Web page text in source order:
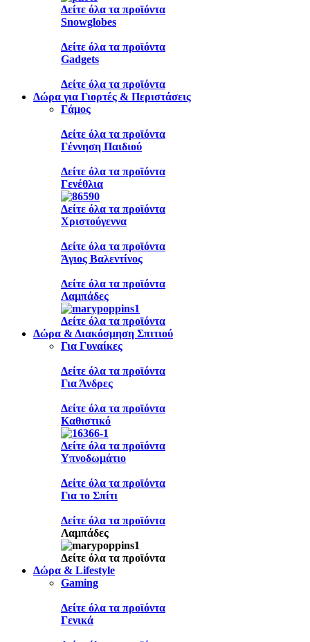
Δείτε όλα τα προϊόντα
Snowglobes
Δείτε όλα τα προϊόντα
Gadgets
Δείτε όλα τα προϊόντα
Δώρα για Γιορτές & Περιστάσεις
Γάμος
Δείτε όλα τα προϊόντα
Γέννηση Παιδιού
Δείτε όλα τα προϊόντα
Γενέθλια
Δείτε όλα τα προϊόντα
Χριστούγεννα
Δείτε όλα τα προϊόντα
Άγιος Βαλεντίνος
Δείτε όλα τα προϊόντα
Λαμπάδες
Δείτε όλα τα προϊόντα
Δώρα & Διακόσμηση Σπιτιού
Για Γυναίκες
Δείτε όλα τα προϊόντα
Για Άνδρες
Δείτε όλα τα προϊόντα
Καθιστικό
Δείτε όλα τα προϊόντα
Υπνοδωμάτιο
Δείτε όλα τα προϊόντα
Για το Σπίτι
Δείτε όλα τα προϊόντα
Λαμπάδες
Δείτε όλα τα προϊόντα
Δώρα & Lifestyle
Gaming
Δείτε όλα τα προϊόντα
Γενικά